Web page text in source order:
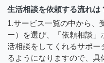
生活相談を依頼する流れは
1.サービス一覧の中から、
ー）を選び、「依頼相談」
活相談をしてくれるサポー
るようになりますので、